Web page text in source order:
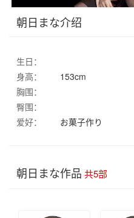
朝日まな介绍
生日：
身高：
153cm
胸围：
臀围：
爱好：
お菓子作り
朝日まな作品 共5部